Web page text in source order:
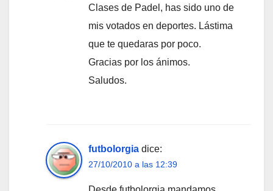
Clases de Padel, has sido uno de
mis votados en deportes. Lástima
que te quedaras por poco.
Gracias por los ánimos.
Saludos.
futbolorgia dice:
27/10/2010 a las 12:39